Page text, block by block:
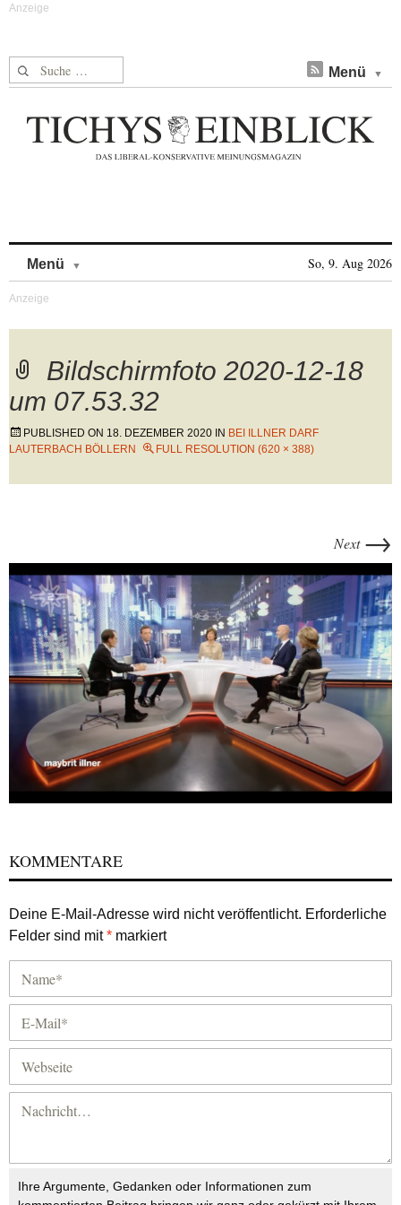
Suche nach: Menü
Menü So, 9. Aug 2026
Bildschirmfoto 2020-12-18
um 07.53.32
PUBLISHED ON 18. DEZEMBER 2020 IN BEI ILLNER DARF
LAUTERBACH BÖLLERN
FULL RESOLUTION (620 × 388)
Next →
KOMMENTARE
Deine E-Mail-Adresse wird nicht veröffentlicht. Erforderliche
Felder sind mit* markiert
Ihre Argumente, Gedanken oder Informationen zum